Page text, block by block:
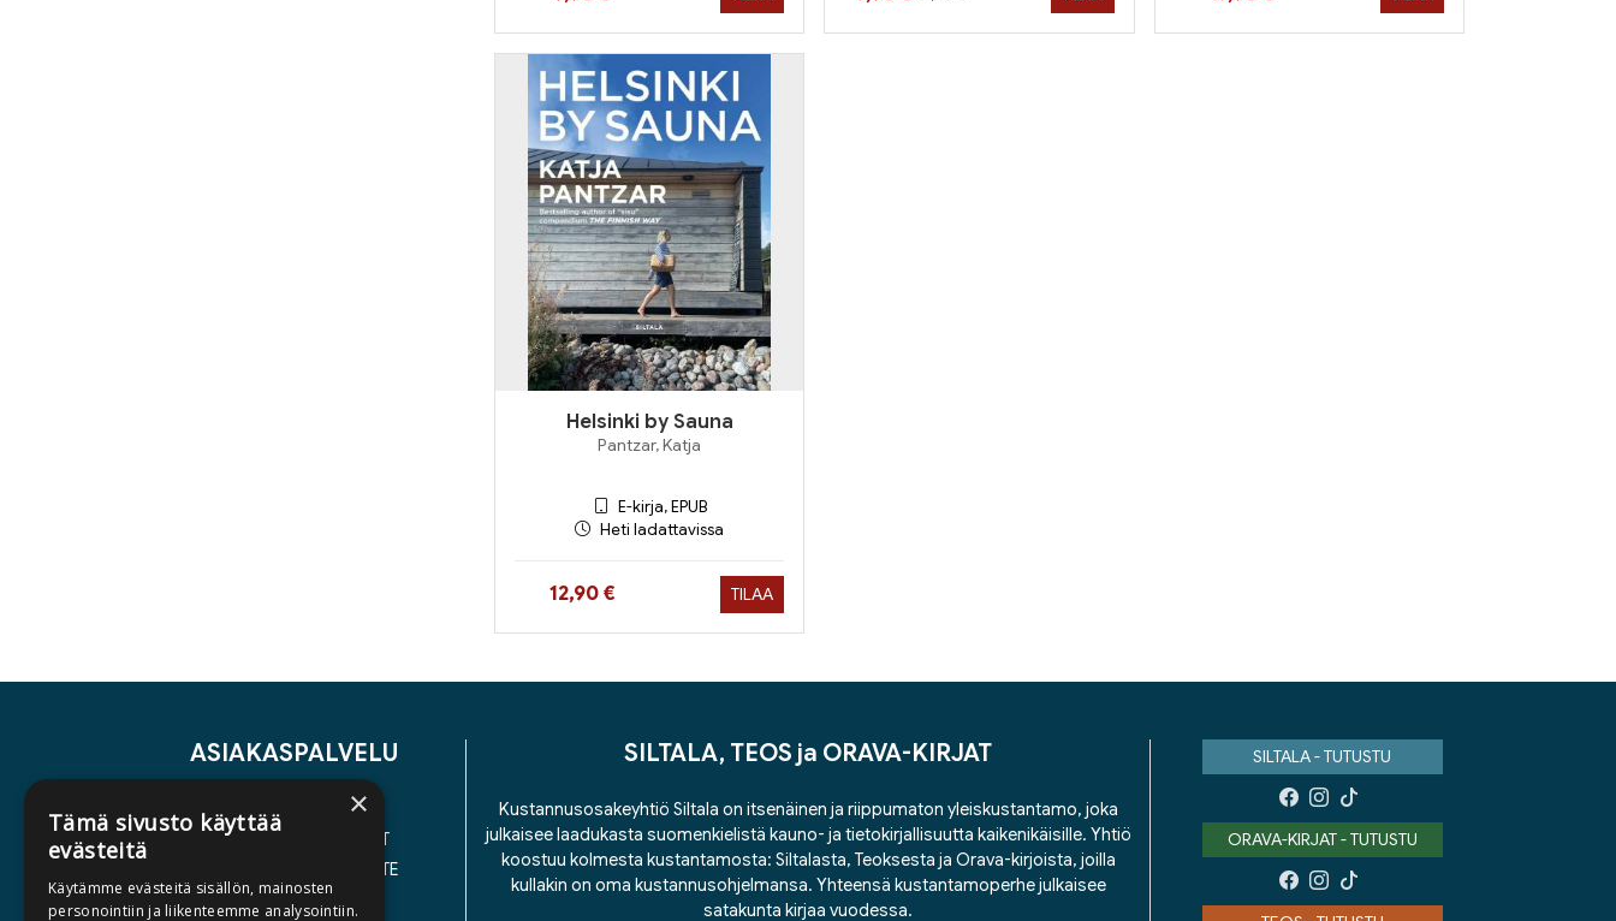
Helsinki by Sauna
Pantzar, Katja
E-kirja, EPUB
Heti ladattavissa
Hinta nyt
12,90 € TILAA
ASIAKASPALVELU
YHTEYSTIEDOT
YLEISET TOIMITUSEHDOT
SAAVUTETTAVUUSSELOSTE
TIETOSUOJASELOSTE
SILTALA, TEOS ja ORAVA-KIRJAT
Kustannusosakeyhtiö Siltala on itsenäinen ja riippumaton yleiskustantamo, joka
julkaisee laadukasta suomenkielistä kauno- ja tietokirjallisuutta kaikenikäisille. Yhtiö
koostuu kolmesta kustantamosta: Siltalasta, Teoksesta ja Orava-kirjoista, joilla
kullakin on oma kustannusohjelmansa. Yhteensä kustantamoperhe julkaisee
satakunta kirjaa vuodessa.
SILTALA - TUTUSTU
ORAVA-KIRJAT - TUTUSTU
×
Tämä sivusto käyttää
evästeitä
Käytämme evästeitä sisällön, mainosten
personointiin ja liikenteemme analysointiin.